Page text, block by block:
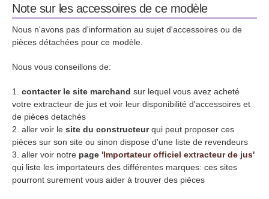
Note sur les accessoires de ce modèle
Nous n'avons pas d'information au sujet d'accessoires ou de
pièces détachées pour ce modèle.
Nous vous conseillons de:
contacter le site marchand sur lequel vous avez acheté
votre extracteur de jus et voir leur disponibilité d'accessoires et
de pièces detachés
aller voir le site du constructeurqui peut proposer ces
pièces sur son site ou sinon dispose d'une liste de revendeurs
aller voir notre page 'Importateur officiel extracteur de jus'
qui liste les importateurs des différentes marques: ces sites
pourront surement vous aider à trouver des pièces